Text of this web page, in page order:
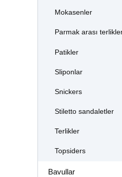
Mokasenler
Parmak arası
Patikler
Sliponlar
Snickers
Stiletto sandaletler
Terlikler
Topsiders
Bavullar